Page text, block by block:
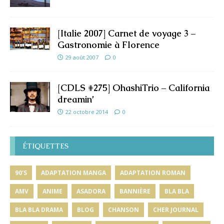
[Italie 2007] Carnet de voyage 3 –
Gastronomie à Florence
29 août 2007 0
[CDLS #275] OhashiTrio – California
dreamin’
22 octobre 2014 0
ÉTIQUETTES
90'S ADAPTATION MANGA ADAPTATION ROMAN
AMV ANIME ASADORA BANNIÈRE BLA BLA
BLA BLA DRAMA BLOG CHANSON CHER JOURNAL